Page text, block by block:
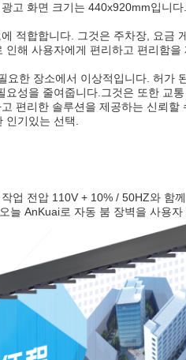
고 화면 크기는 440x920mm입니
적합합니다. 그것은 주차장, 요금
해 사용자에게 편리하고 편리함
한 장소에서 이상적입니다. 허가
성을 줄여줍니다.그것은 또한 교
편리한 솔루션을 제공하는 신뢰
기있는 선택.
업 전압 110V + 10% / 50HZ와 함
늘 AnKuai로 자동 붐 장벽을 사용자